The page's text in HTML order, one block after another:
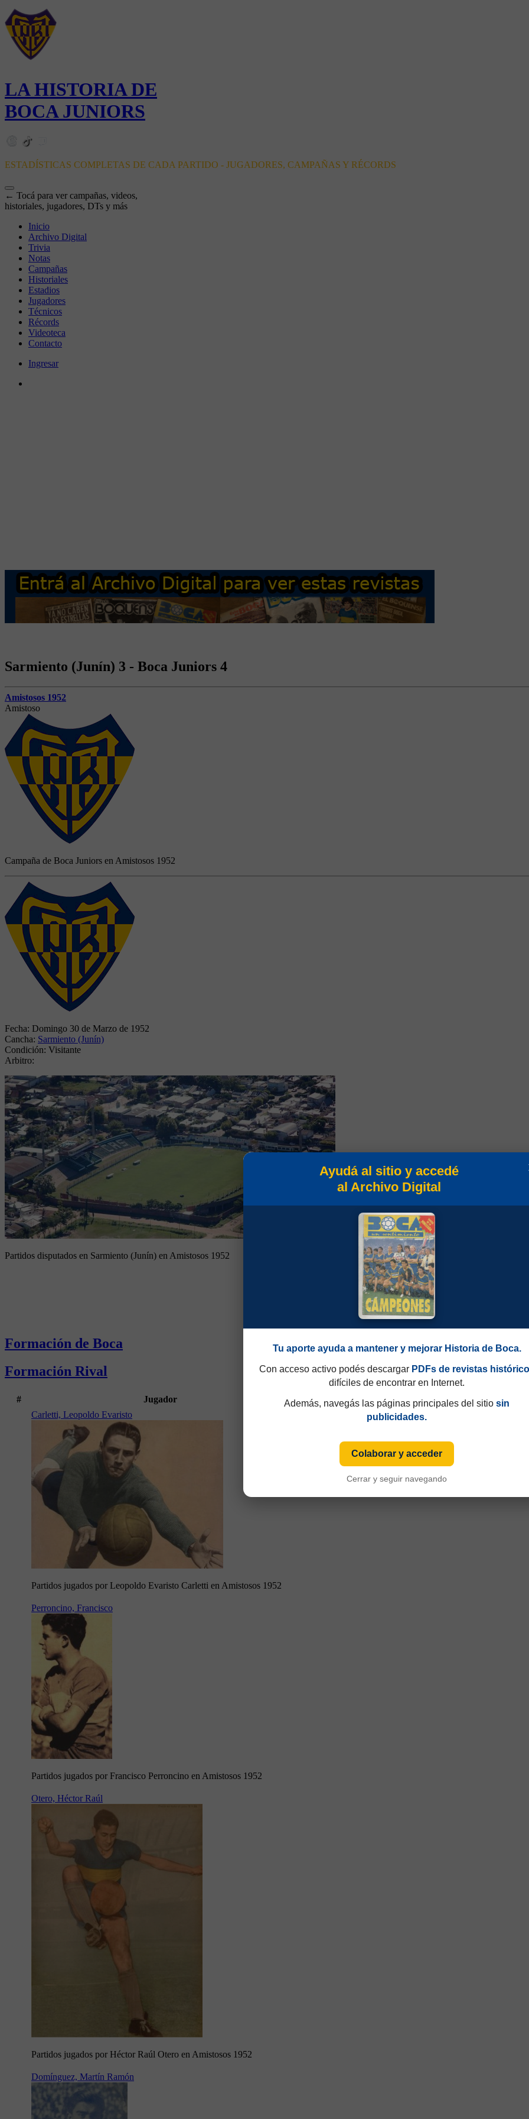
LA HISTORIA DE
BOCA JUNIORS
ESTADÍSTICAS COMPLETAS DE CADA PARTIDO - JUGADORES, CAMPAÑAS Y RÉCORDS
← Tocá para ver campañas, videos,
historiales, jugadores, DTs y más
Inicio
Archivo Digital
Trivia
Notas
Campañas
Historiales
Estadios
Jugadores
Técnicos
Récords
Videoteca
Contacto
Ingresar
Sarmiento (Junín) 3 - Boca Juniors 4
Amistosos 1952
Amistoso
Campaña de Boca Juniors en Amistosos 1952
Fecha: Domingo 30 de Marzo de 1952
Cancha: Sarmiento (Junín)
Condición: Visitante
Arbitro:
Partidos disputados en Sarmiento (Junín) en Amistosos 1952
Formación de Boca
Formación Rival
#
Jugador
Carletti, Leopoldo Evaristo
Partidos jugados por Leopoldo Evaristo Carletti en Amistosos 1952
Perroncino, Francisco
Partidos jugados por Francisco Perroncino en Amistosos 1952
Otero, Héctor Raúl
Partidos jugados por Héctor Raúl Otero en Amistosos 1952
Domínguez, Martín Ramón
Ayudá al sitio y accedé
al Archivo Digital
Tu aporte ayuda a mantener y mejorar Historia de Boca.
Con acceso activo podés descargar PDFs de revistas
difíciles de encontrar en Internet.
Además, navegás las páginas principales del sitio sin
publicidades.
Colaborar y acceder
Cerrar y seguir navegando